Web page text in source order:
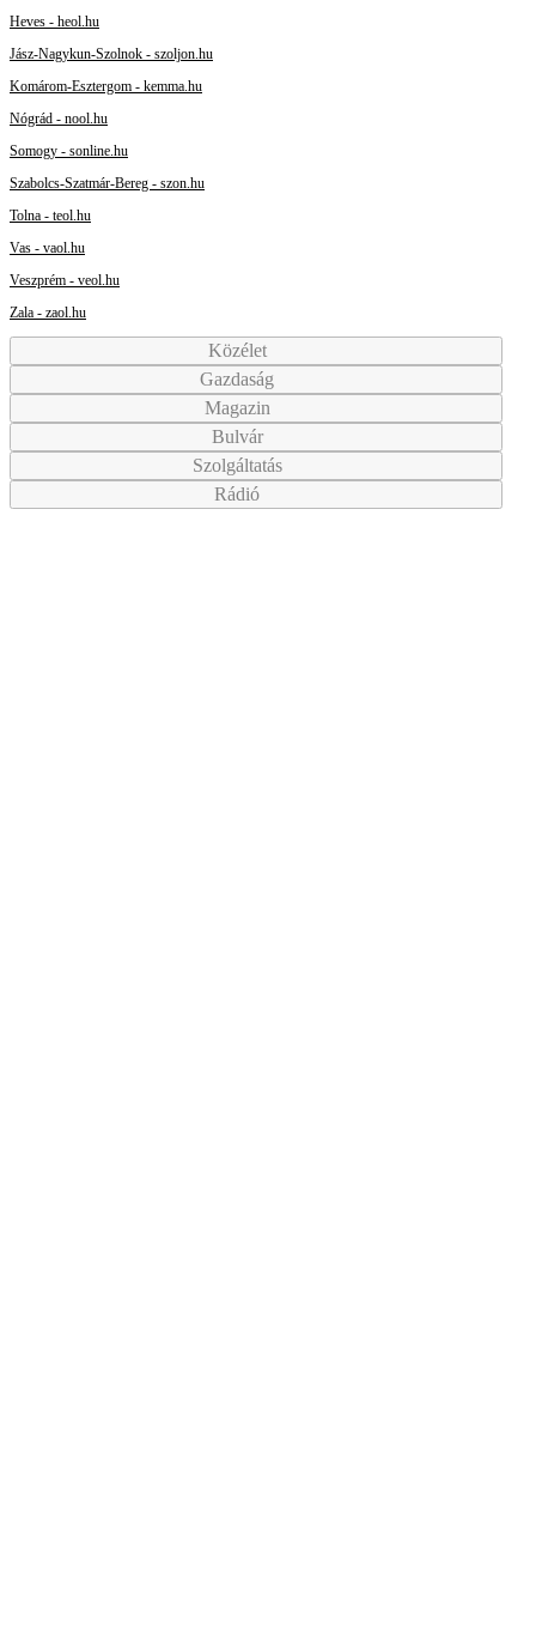
Heves - heol.hu
Jász-Nagykun-Szolnok - szoljon.hu
Komárom-Esztergom - kemma.hu
Nógrád - nool.hu
Somogy - sonline.hu
Szabolcs-Szatmár-Bereg - szon.hu
Tolna - teol.hu
Vas - vaol.hu
Veszprém - veol.hu
Zala - zaol.hu
Közélet
Gazdaság
Magazin
Bulvár
Szolgáltatás
Rádió